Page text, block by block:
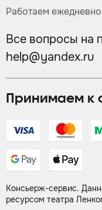
Принимаем к
Консьерж-сервис.
ресурсом театра
Работаем
Все вопросы на
help@yandex.ru